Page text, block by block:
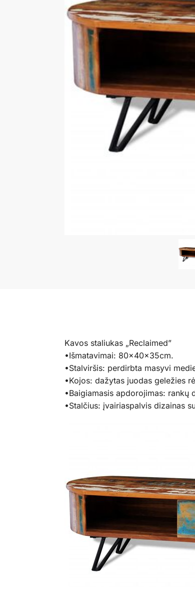
Kavos staliukas „Reclaimed”
•Išmatavimai: 80x40x35cm.
•Stalviršis: perdirbta masyvi
•Kojos: dažytas juodas geležies
•Baigiamasis apdorojimas:
•Stalčius: įvairiaspalvis dizainas